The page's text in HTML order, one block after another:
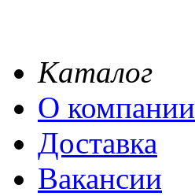
Каталог
О компании
Доставка
Вакансии